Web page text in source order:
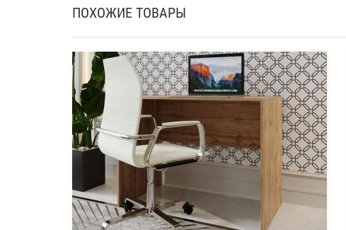
ПОХОЖИЕ ТОВАРЫ